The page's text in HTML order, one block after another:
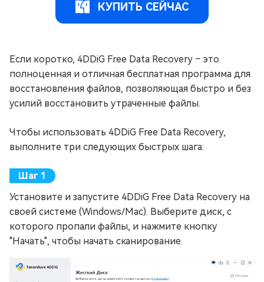
КУПИТЬ СЕЙЧАС
Если коротко, 4DDiG Free Data Recovery – это
полноценная и отличная бесплатная программа для
восстановления файлов, позволяющая быстро и без
усилий восстановить утраченные файлы.
Чтобы использовать 4DDiG Free Data Recovery,
выполните три следующих быстрых шага:
Установите и запустите 4DDiG Free Data Recovery на
своей системе (Windows/Mac). Выберите диск, с
которого пропали файлы, и нажмите кнопку
"Начать", чтобы начать сканирование.